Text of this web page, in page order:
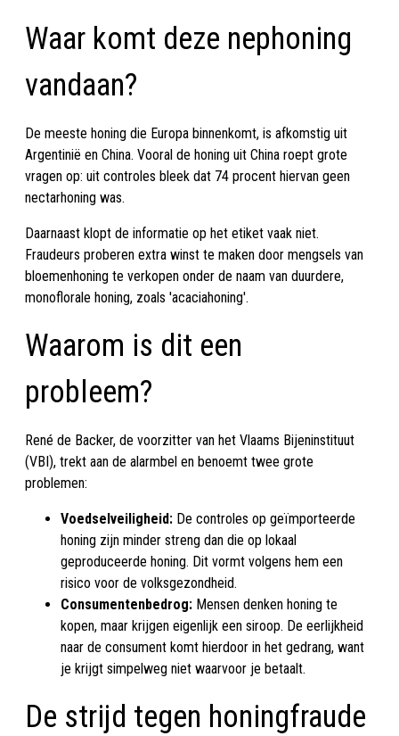
Waar komt deze nephoning
vandaan?
De meeste honing die Europa binnenkomt, is afkomstig uit
Argentinië en China. Vooral de honing uit China roept grote
vragen op: uit controles bleek dat 74 procent hiervan geen
nectarhoning was.
Daarnaast klopt de informatie op het etiket vaak niet.
Fraudeurs proberen extra winst te maken door mengsels van
bloemenhoning te verkopen onder de naam van duurdere,
monoflorale honing, zoals 'acaciahoning'.
Waarom is dit een
probleem?
René de Backer, de voorzitter van het Vlaams Bijeninstituut
(VBI), trekt aan de alarmbel en benoemt twee grote
problemen:
Voedselveiligheid: De controles op geïmporteerde
honing zijn minder streng dan die op lokaal
geproduceerde honing. Dit vormt volgens hem een
risico voor de volksgezondheid.
Consumentenbedrog: Mensen denken honing te
kopen, maar krijgen eigenlijk een siroop. De eerlijkheid
naar de consument komt hierdoor in het gedrang, want
je krijgt simpelweg niet waarvoor je betaalt.
De strijd tegen honingfraude